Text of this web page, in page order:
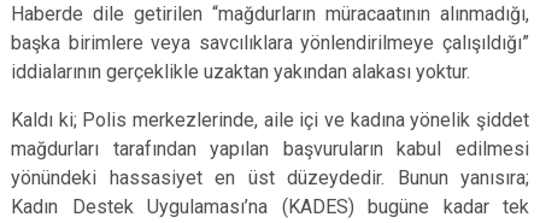
Haberde dile getirilen “mağdurların müracaatının alınmadığı,
başka birimlere veya savcılıklara yönlendirilmeye çalışıldığı”
iddialarının gerçeklikle uzaktan yakından alakası yoktur.
Kaldı ki; Polis merkezlerinde, aile içi ve kadına yönelik şiddet
mağdurları tarafından yapılan başvuruların kabul edilmesi
yönündeki hassasiyet en üst düzeydedir. Bunun yanısıra;
Kadın Destek Uygulaması’na (KADES) bugüne kadar tek